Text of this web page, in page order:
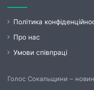
Політика
Про нас
Умови співпраці
Голос Сокальщини –